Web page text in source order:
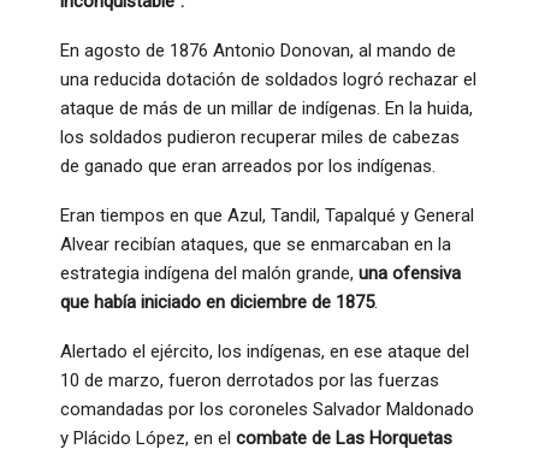
En agosto de 1876 Antonio Donovan, al mando de
una reducida dotación de soldados logró rechazar el
ataque de más de un millar de indígenas. En la huida,
los soldados pudieron recuperar miles de cabezas
de ganado que eran arreados por los indígenas.
Eran tiempos en que Azul, Tandil, Tapalqué y General
Alvear recibían ataques, que se enmarcaban en la
estrategia indígena del malón grande, una ofensiva
que había iniciado en diciembre de 1875.
Alertado el ejército, los indígenas, en ese ataque del
10 de marzo, fueron derrotados por las fuerzas
comandadas por los coroneles Salvador Maldonado
y Plácido López, en el combate de Las Horquetas